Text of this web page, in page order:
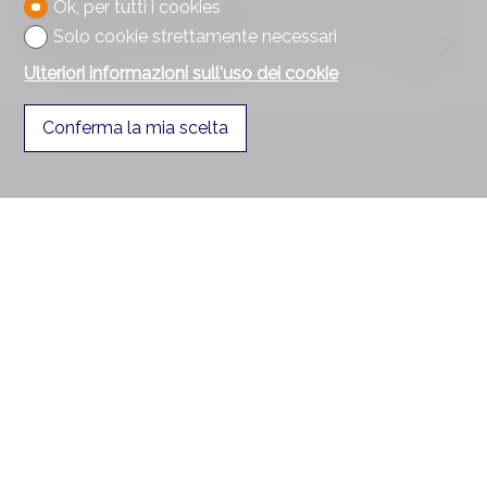
2
Sotterraneo superiore
Ok, per tutti i cookies
Solo cookie strettamente necessari
Ulteriori informazioni sull'uso dei cookie
Conferma la mia scelta